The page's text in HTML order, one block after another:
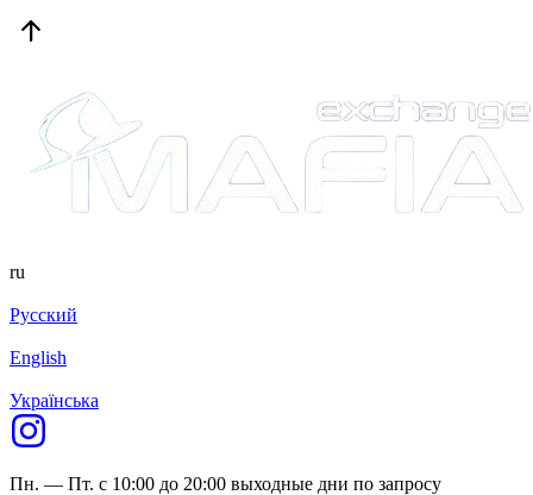
ru
Русский
English
Українська
Пн. — Пт. с 10:00 до 20:00 выходные дни по запросу